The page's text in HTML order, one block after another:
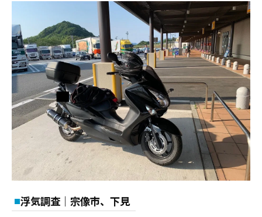
浮気調査｜宗像市、下見